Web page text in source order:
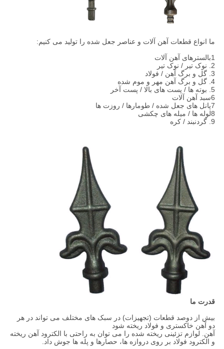
ما انواع قطعات آهن آلات و عناصر جعل شده را تولید می کنیم:
1بالسترهای آهن آلات
2. نوک تير / نوک تير
3. گل و برگ آهن / فولاد
4. گل و برگ آهن مهر و موم شده
5. بوته ها / پست های بالا / پست آخر
6سبد آهن آلات
7پانل های جعل شده / طومارها / روزت ها
8لوله ها / میله های چکشی
9. گردنبند / کره
قدرت ما
بیش از دوصد قطعات (تجهیزات) در سبک های مختلف می تواند در هر
دو آهن خاکستری و فولاد ریخته شود
آهن. لوازم تزئینی ریخته شده را می توان به راحتی با الکترود آهن ریخته
و الکترود فولاد بر روی دروازه ها، حصارها و پله ها جوش داد.